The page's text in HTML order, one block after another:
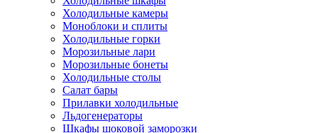
Холодильные камеры
Моноблоки и сплиты
Холодильные горки
Морозильные лари
Морозильные бонеты
Холодильные столы
Салат бары
Прилавки холодильные
Льдогенераторы
Шкафы шоковой заморозки